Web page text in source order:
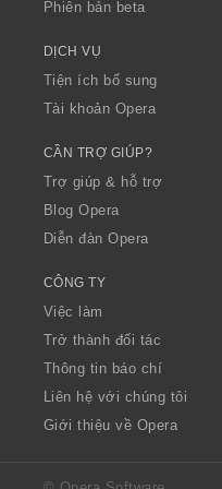
Phiên bản beta
DỊCH VỤ
Tiện ích bổ sung
Tài khoản Opera
CẦN TRỢ GIÚP?
Trợ giúp & hỗ trợ
Blog Opera
Diễn đàn Opera
CÔNG TY
Việc làm
Trở thành đối tác
Thông tin báo chí
Liên hệ với chúng tôi
Giới thiệu về Opera